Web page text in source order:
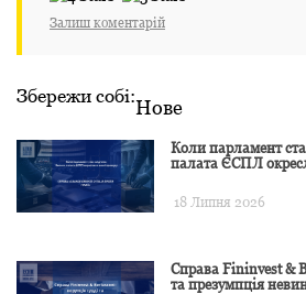
Залиш коментарій
Збережи собі:Нове
Коли парламент
палата ЄСПЛ
18 Липня 2026
Справа Fininvest &
та презумпція